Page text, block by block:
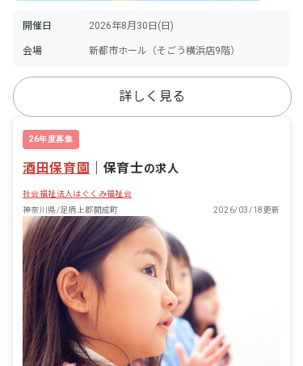
開催日 2026年8月30日(日)
会場 新都市ホール（そごう横浜店9階）
詳しく見る
26年度募集
酒田保育園 保育士の求人
社会福祉法人はぐくみ福祉会
神奈川県/足柄上郡開成町
2026/03/18更新